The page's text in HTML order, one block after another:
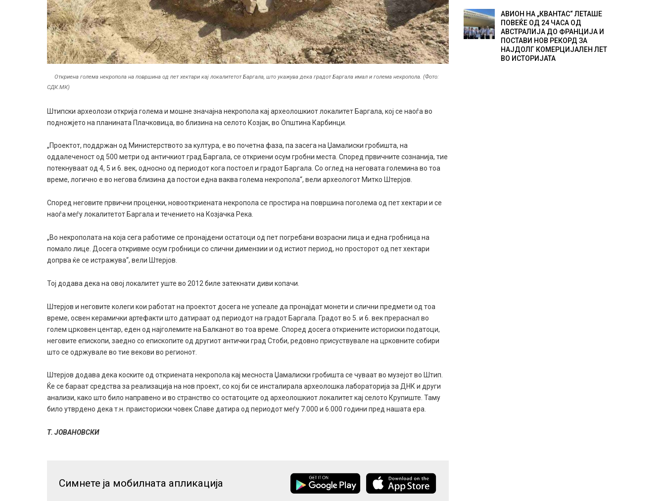
Откриена голема некропола на површина од пет хектари кај локалитетот Баргала, што укажува дека градот Баргала имал и голема некропола. (Фото:
СДК.МК)
Штипски археолози открија голема и мошне значајна некропола кај археолошкиот локалитет Баргала, кој се наоѓа во
подножјето на планината Плачковица, во близина на селото Козјак, во Општина Карбинци.
„Проектот, поддржан од Министерството за култура, е во почетна фаза, па засега на Џамалиски гробишта, на
оддалеченост од 500 метри од античкиот град Баргала, се откриени осум гробни места. Според првичните сознанија, тие
потекнуваат од 4, 5 и 6. век, односно од периодот кога постоел и градот Баргала. Со оглед на неговата големина во тоа
време, логично е во негова близина да постои една ваква голема некропола“, вели археологот Митко Штерјов.
Според неговите првични проценки, новооткриената некропола се простира на површина поголема од пет хектари и се
наоѓа меѓу локалитетот Баргала и течението на Козјачка Река.
„Во некрополата на која сега работиме се пронајдени остатоци од пет погребани возрасни лица и една гробница на
помало лице. Досега откривме осум гробници со слични димензии и од истиот период, но просторот од пет хектари
допрва ќе се истражува“, вели Штерјов.
Тој додава дека на овој локалитет уште во 2012 биле затекнати диви копачи.
Штерјов и неговите колеги кои работат на проектот досега не успеале да пронајдат монети и слични предмети од тоа
време, освен керамички артефакти што датираат од периодот на градот Баргала. Градот во 5. и 6. век прераснал во
голем црковен центар, еден од најголемите на Балканот во тоа време. Според досега откриените историски податоци,
неговите епископи, заедно со епископите од другиот антички град Стоби, редовно присуствувале на црковните собири
што се одржувале во тие векови во регионот.
Штерјов додава дека коските од откриената некропола кај месноста Џамалиски гробишта се чуваат во музејот во Штип.
Ќе се бараат средства за реализација на нов проект, со кој би се инсталирала археолошка лабораторија за ДНК и други
анализи, како што било направено и во странство со остатоците од археолошкиот локалитет кај селото Крупиште. Таму
било утврдено дека т.н. праисториски човек Славе датира од периодот меѓу 7.000 и 6.000 години пред нашата ера.
Т. ЈОВАНОВСКИ
Симнете ја мобилната апликација
АВИОН НА „КВАНТАС“ ЛЕТАШЕ
ПОВЕЌЕ ОД 24 ЧАСА ОД
АВСТРАЛИЈА ДО ФРАНЦИЈА И
ПОСТАВИ НОВ РЕКОРД ЗА
НАЈДОЛГ КОМЕРЦИЈАЛЕН ЛЕТ
ВО ИСТОРИЈАТА